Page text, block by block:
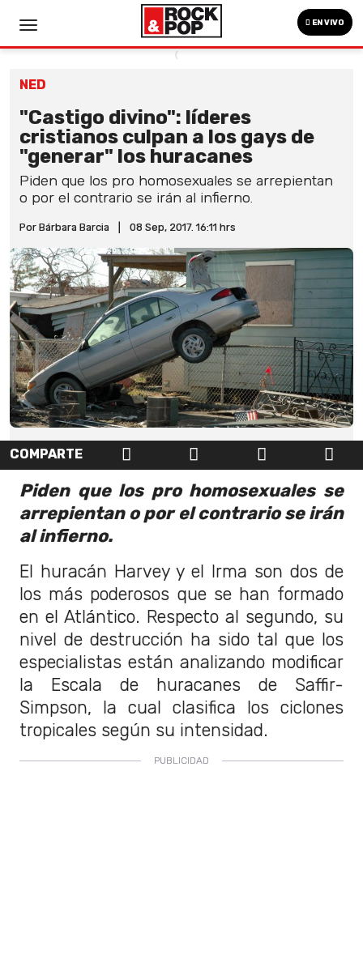
EN VIVO
NED
"Castigo divino": líderes
cristianos culpan a los gays de
"generar" los huracanes
Piden que los pro homosexuales se arrepientan
o por el contrario se irán al infierno.
Por Bárbara Barcia 08 Sep, 2017. 16:11 hrs
COMPARTE
Piden que los pro homosexuales se
arrepientan o por el contrario se irán
al infierno.
El huracán Harvey y el Irma son dos de
los más poderosos que se han formado
en el Atlántico. Respecto al segundo, su
nivel de destrucción ha sido tal que los
especialistas están analizando modificar
la Escala de huracanes de Saffir-
Simpson, la cual clasifica los ciclones
tropicales según su intensidad.